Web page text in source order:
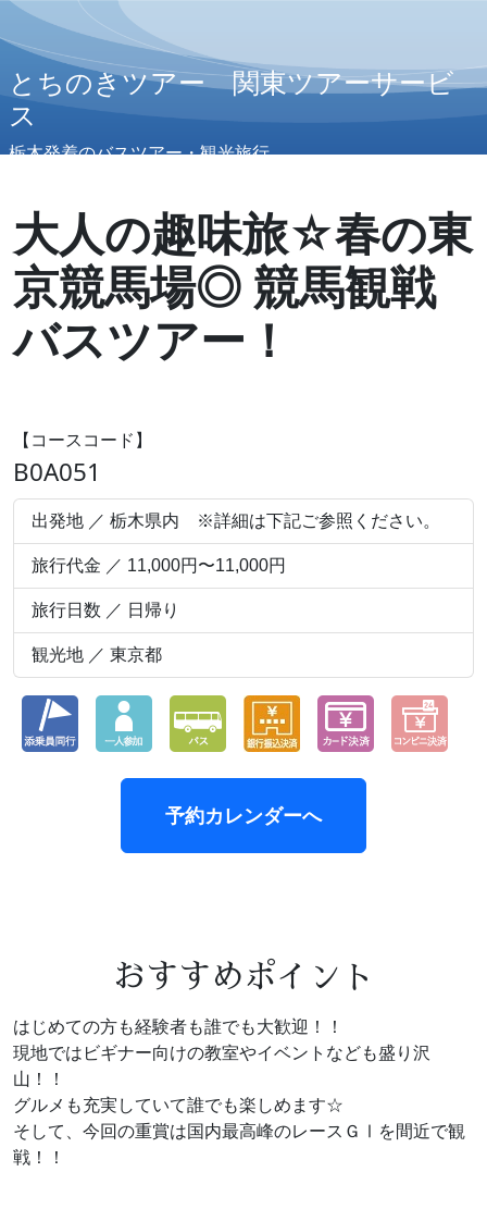
とちのきツアー 関東ツアーサービ
ス
栃木発着のバスツアー・観光旅行
大人の趣味旅☆春の東
京競馬場◎ 競馬観戦
バスツアー！
【コースコード】
B0A051
出発地 ／ 栃木県内 ※詳細は下記ご参照ください。
旅行代金 ／ 11,000円〜11,000円
旅行日数 ／ 日帰り
観光地 ／ 東京都
予約カレンダーへ
おすすめポイント
はじめての方も経験者も誰でも大歓迎！！
現地ではビギナー向けの教室やイベントなども盛り沢
山！！
グルメも充実していて誰でも楽しめます☆
そして、今回の重賞は国内最高峰のレースＧⅠを間近で観
戦！！